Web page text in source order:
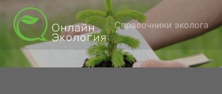
Справочники эколога